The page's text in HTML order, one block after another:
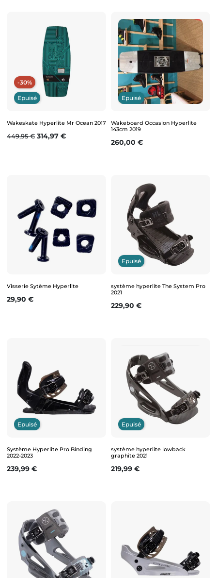
-30%
Epuisé
Wakeskate Hyperlite Mr Ocean 2017
Prix de base
449,95 € Prix
314,97 €
Epuisé
Wakeboard Occasion Hyperlite
143cm 2019
Prix
260,00 €
Visserie Sytème Hyperlite
Prix
29,90 €
Epuisé
système hyperlite The System Pro
2021
Prix
229,90 €
Epuisé
Système Hyperlite Pro Binding
2022-2023
Prix
239,99 €
Epuisé
système hyperlite lowback
graphite 2021
Prix
219,99 €